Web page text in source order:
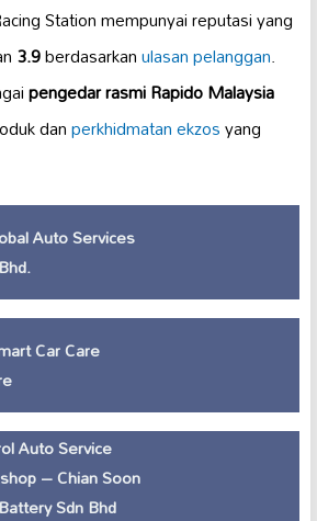
Station mempunyai reputasi yang
3.9berdasarkanulasan pelanggan.
pengedar rasmi Rapido Malaysia
danperkhidmatan ekzosyang
Auto Services
Car Care
Auto Service
– Chian Soon
Sdn Bhd